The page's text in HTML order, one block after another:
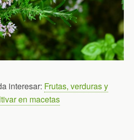
interesar: Frutas, verduras y
en macetas